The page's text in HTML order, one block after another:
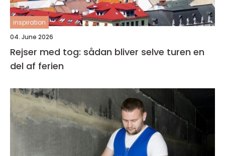
inspiration
04. June 2026
Rejser med tog: sådan bliver selve turen en
del af ferien